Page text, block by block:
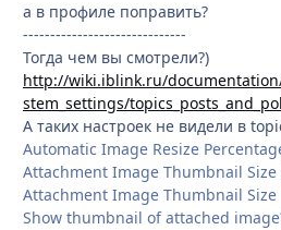
а в профиле поправить?
------------------------------
Тогда чем вы смотрели?)
http://wiki.iblink.ru/
stem_settings/
А таких настроек не видели в
Automatic Image Resize
Attachment Image Thumbnail
Attachment Image Thumbnail
Show thumbnail of attached